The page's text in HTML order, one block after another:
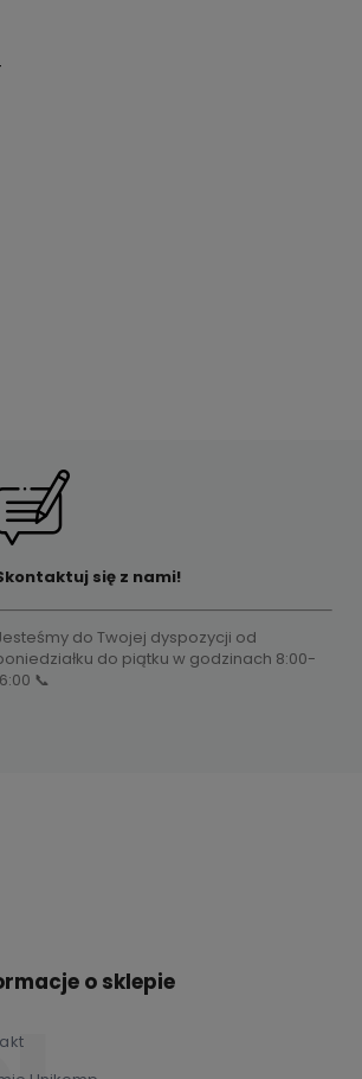
się z nami!
do Twojej dyspozycji od
do piątku w godzinach 8:00-
📞
o sklepie